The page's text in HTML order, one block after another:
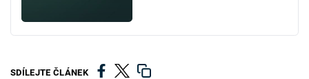
SDÍLEJTE ČLÁNEK